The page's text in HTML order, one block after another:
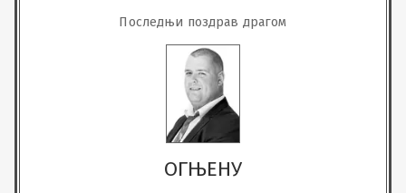
Последњи поздрав драгом
ОГЊЕНУ